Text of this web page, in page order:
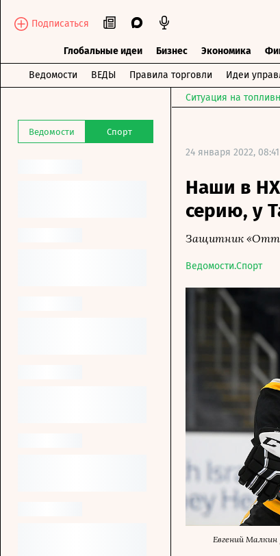
Подписаться
Глобальные идеи Бизнес Экономика
Ведомости ВЕДЫ Правила торговли Идеи
Ведомости Спорт
Ситуация на
24 января 2022,
Наши в
серию, у
Защитник
Ведомости.Спорт
Евгений Малкин